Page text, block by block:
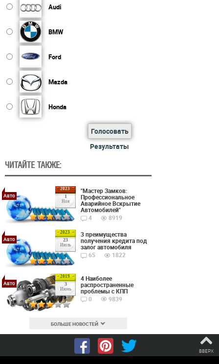
Audi
BMW
Ford
Mazda
Honda
Голосовать
Результаты
ЧИТАЙТЕ ТАКЖЕ:
2023
1
Ноя
Авто
"Мастер Замков:
Профессиональное
Аварийное Вскрытие
Автомобилей"
4
8919
2023
23
Июль
Авто
3 преимущества
получения кредита под
залог автомобиля
65
1822
2019
3
Июнь
Авто
4 Наиболее
распространенные
проблемы с КПП
0
9839
БОЛЬШЕ НОВОСТЕЙ
ВВЕРХ